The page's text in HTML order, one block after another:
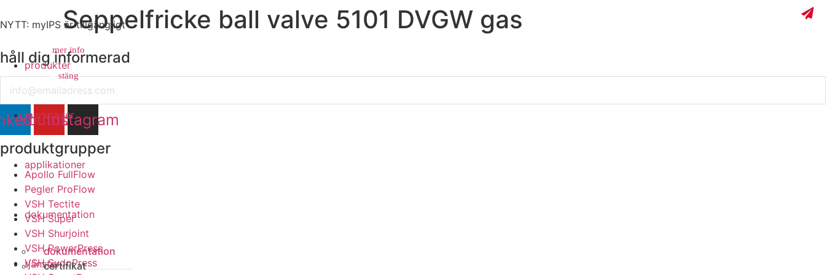
NYTT: myIPS är tillgängligt
mer info
stäng
stäng
produkter
marknader
applikationer
dokumentation
dokumentation
certifikat
tjänster
Seppelfricke ball valve 5101 DVGW gas
håll dig informerad
Youtube
Instagram
produktgrupper
Apollo FullFlow
Pegler ProFlow
VSH Tectite
VSH Super
VSH Shurjoint
VSH PowerPress
VSH SudoPress